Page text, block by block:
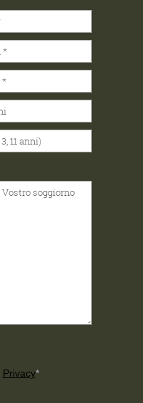
Privacy*